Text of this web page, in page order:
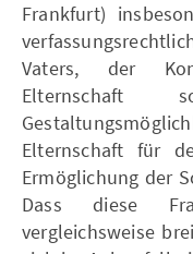
Frankfurt)
Vaters, der
Elternschaft
Elternschaft für
Ermöglichung der
Dass diese
vergleichsweise